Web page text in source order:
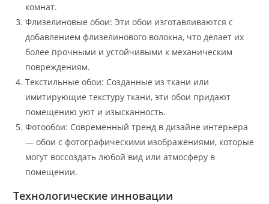
комнат.
Флизелиновые обои: Эти обои изготавливаются с
добавлением флизелинового волокна, что делает их
более прочными и устойчивыми к механическим
повреждениям.
Текстильные обои: Созданные из ткани или
имитирующие текстуру ткани, эти обои придают
помещению уют и изысканность.
Фотообои: Современный тренд в дизайне интерьера
— обои с фотографическими изображениями, которые
могут воссоздать любой вид или атмосферу в
помещении.
Технологические инновации